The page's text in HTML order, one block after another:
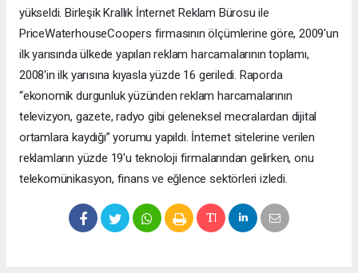
yükseldi. Birleşik Krallık İnternet Reklam Bürosu ile
PriceWaterhouseCoopers firmasının ölçümlerine göre, 2009'un
ilk yarısında ülkede yapılan reklam harcamalarının toplamı,
2008'in ilk yarısına kıyasla yüzde 16 geriledi. Raporda
“ekonomik durgunluk yüzünden reklam harcamalarının
televizyon, gazete, radyo gibi geleneksel mecralardan dijital
ortamlara kaydığı” yorumu yapıldı. İnternet sitelerine verilen
reklamların yüzde 19'u teknoloji firmalarından gelirken, onu
telekomünikasyon, finans ve eğlence sektörleri izledi.